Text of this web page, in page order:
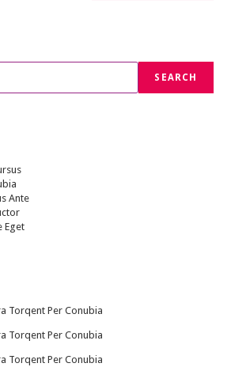
SEARCH
Ante
Eget
Torqent Per Conubia
Torqent Per Conubia
Torqent Per Conubia